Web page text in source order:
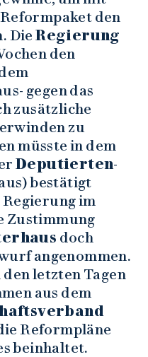
den
DieRegierung
den
gegen das
zusätzliche
zu
müsste in dem
Deputierten-
bestätigt
im
Zustimmung
doch
angenommen.
letzten Tagen
aus dem
Reformpläne
beinhaltet.